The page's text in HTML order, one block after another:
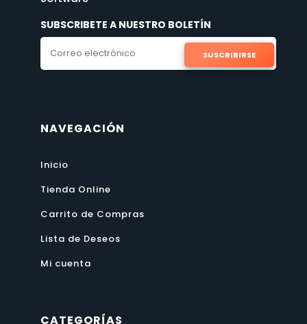
SUBSCRIBETE A NUESTRO BOLETÍN
NAVEGACIÓN
Inicio
Tienda Online
Carrito de Compras
Lista de Deseos
Mi cuenta
CATEGORÍAS